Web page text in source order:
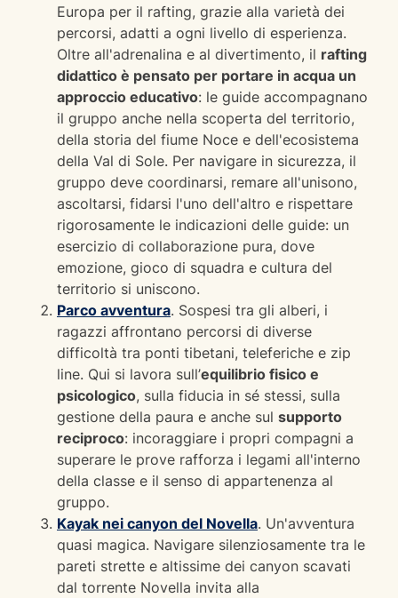
Europa per il rafting, grazie alla varietà dei
percorsi, adatti a ogni livello di esperienza.
Oltre all'adrenalina e al divertimento, il rafting
didattico è pensato per portare in acqua un
approccio educativo: le guide accompagnano
il gruppo anche nella scoperta del territorio,
della storia del fiume Noce e dell'ecosistema
della Val di Sole. Per navigare in sicurezza, il
gruppo deve coordinarsi, remare all'unisono,
ascoltarsi, fidarsi l'uno dell'altro e rispettare
rigorosamente le indicazioni delle guide: un
esercizio di collaborazione pura, dove
emozione, gioco di squadra e cultura del
territorio si uniscono.
Parco avventura. Sospesi tra gli alberi, i
ragazzi affrontano percorsi di diverse
difficoltà tra ponti tibetani, teleferiche e zip
line. Qui si lavora sull’equilibrio fisico e
psicologico, sulla fiducia in sé stessi, sulla
gestione della paura e anche sul supporto
reciproco: incoraggiare i propri compagni a
superare le prove rafforza i legami all'interno
della classe e il senso di appartenenza al
gruppo.
Kayak nei canyon del Novella. Un'avventura
quasi magica. Navigare silenziosamente tra le
pareti strette e altissime dei canyon scavati
dal torrente Novella invita alla